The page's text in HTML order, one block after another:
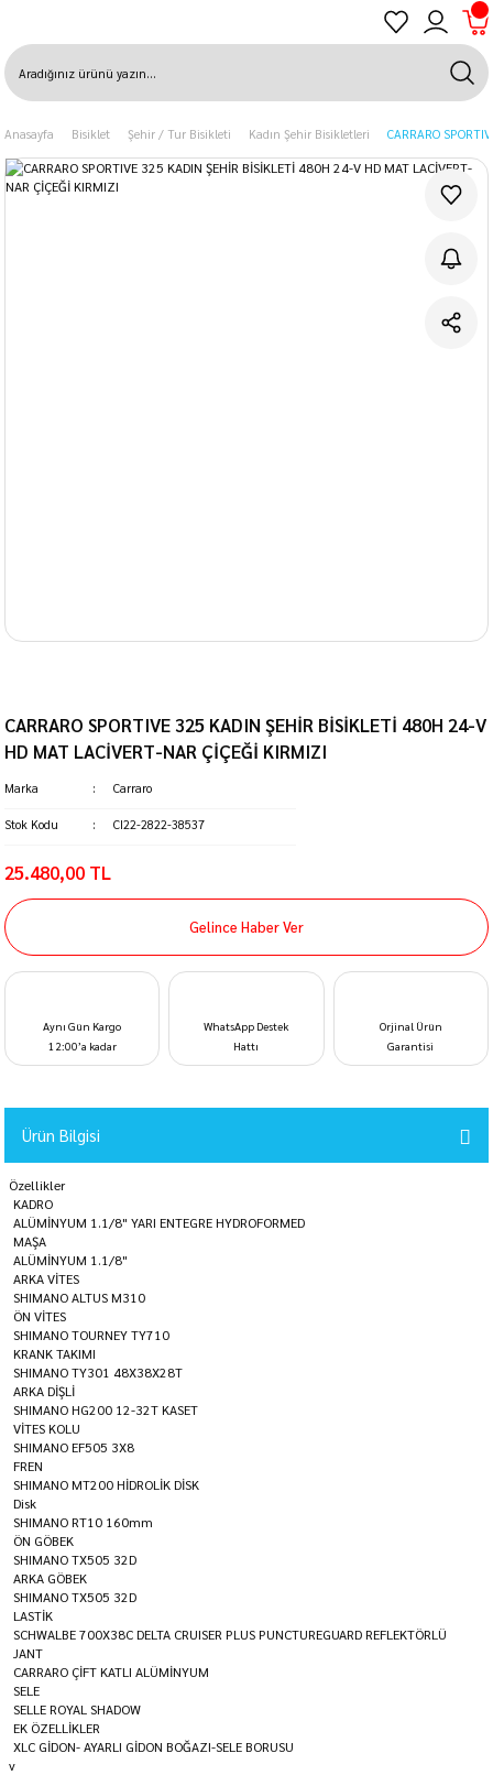
Anasayfa Bisiklet Şehir / Tur Bisikleti Kadın Şehir Bisikletleri CARRARO
CARRARO SPORTIVE 325 KADIN ŞEHİR BİSİKLETİ 480H 24-V
HD MAT LACİVERT-NAR ÇİÇEĞİ KIRMIZI
Marka Carraro
Stok Kodu CI22-2822-38537
25.480,00 TL
Gelince Haber Ver
Aynı Gün Kargo
12:00’a kadar
WhatsApp Destek
Hattı
Orjinal Ürün
Garantisi
Ürün Bilgisi
Özellikler
KADRO
ALÜMİNYUM 1.1/8" YARI ENTEGRE HYDROFORMED
MAŞA
ALÜMİNYUM 1.1/8"
ARKA VİTES
SHIMANO ALTUS M310
ÖN VİTES
SHIMANO TOURNEY TY710
KRANK TAKIMI
SHIMANO TY301 48X38X28T
ARKA DİŞLİ
SHIMANO HG200 12-32T KASET
VİTES KOLU
SHIMANO EF505 3X8
FREN
SHIMANO MT200 HİDROLİK DİSK
Disk
SHIMANO RT10 160mm
ÖN GÖBEK
SHIMANO TX505 32D
ARKA GÖBEK
SHIMANO TX505 32D
LASTİK
SCHWALBE 700X38C DELTA CRUISER PLUS PUNCTUREGUARD REFLEKTÖRLÜ
JANT
CARRARO ÇİFT KATLI ALÜMİNYUM
SELE
SELLE ROYAL SHADOW
EK ÖZELLİKLER
XLC GİDON- AYARLI GİDON BOĞAZI-SELE BORUSU
v